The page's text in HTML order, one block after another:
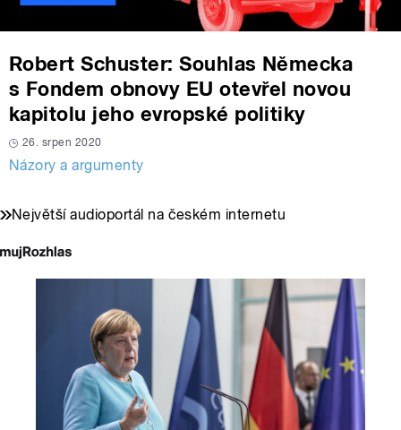
Robert Schuster: Souhlas Německa
s Fondem obnovy EU otevřel novou
kapitolu jeho evropské politiky
26. srpen 2020
Názory a argumenty
Největší audioportál na českém internetu